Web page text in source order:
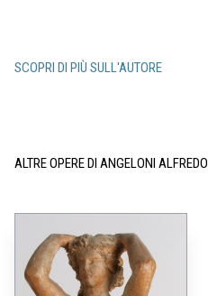
SCOPRI DI PIÙ SULL'AUTORE
ALTRE OPERE DI ANGELONI ALFREDO